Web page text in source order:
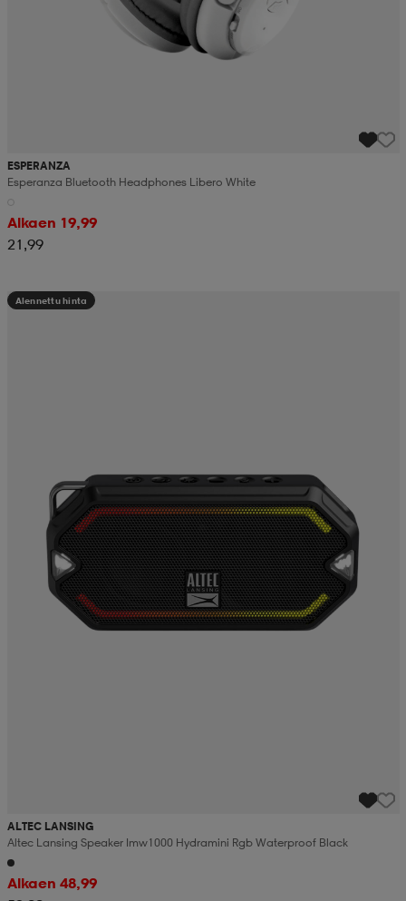
ESPERANZA
Esperanza Bluetooth Headphones Libero White
Alkaen 19,99
21,99
Alennettu hinta
ALTEC LANSING
Altec Lansing Speaker Imw1000 Hydramini Rgb Waterproof Black
Alkaen 48,99